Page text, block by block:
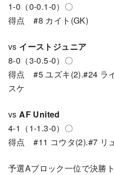
1-0（0-0.1-0）〇
得点 #8 カイト(GK)
vs イーストジュニア
8-0（3-0.5-0）〇
得点 #5 ユズキ(2).#24 ラ
スケ
vsAF United
4-1（1-1.3-0）〇
得点 #11 コウタ(2).#7 リ
予選Aブロック一位で決勝